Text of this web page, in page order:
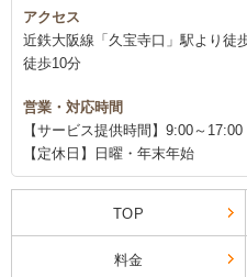
アクセス
近鉄大阪線「久宝寺口」駅より徒
徒歩10分
営業・対応時間
【サービス提供時間】9:00～17:00
【定休日】日曜・年末年始
TOP
料金